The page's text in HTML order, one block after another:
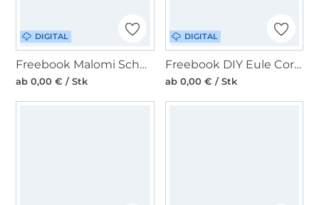
DIGITAL
Freebook Malomi Schürze
ab 0,00 € / Stk
DIGITAL
Freebook DIY Eule Cord Tasche Courtney
ab 0,00 € / Stk